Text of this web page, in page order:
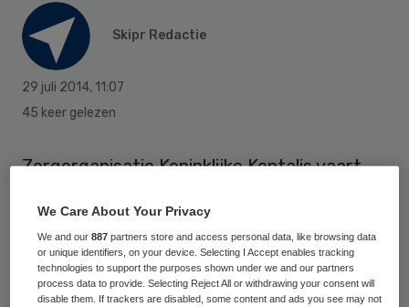
Skipr Redactie
29 juli 2014, 11:07
45 keer gelezen
Zorgorganisatie Koninklijke Kentalis vaart
tijdens de Gay Pride in Amsterdam. Dat
meldt de organisatie in een persbericht.
Kentalislevert zorg aan mensen die doof,
We Care About Your Privacy
We and our887 partners store and access personal data, like browsing data
or unique identifiers, on your device. Selecting I Accept enables tracking
technologies to support the purposes shown under we and our partners
process data to provide. Selecting Reject All or withdrawing your consent will
disable them. If trackers are disabled, some content and ads you see may not